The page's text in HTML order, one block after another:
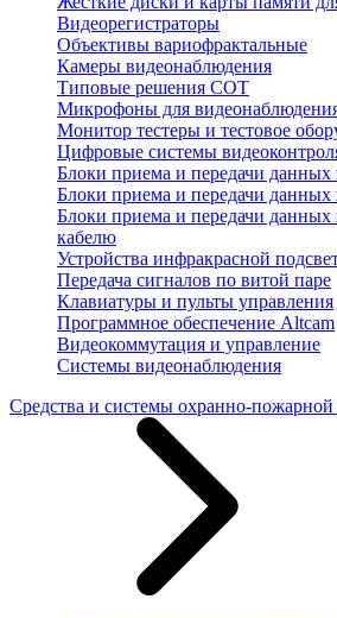
Видеорегистраторы
Объективы вариофрактальные
Камеры видеонаблюдения
Типовые решения СОТ
Микрофоны для
Монитор тестеры и тестовое
Цифровые системы
Блоки приема и передачи данных
Блоки приема и передачи данных
Блоки приема и передачи данных
кабелю
Устройства инфракрасной
Передача сигналов по витой паре
Клавиатуры и пульты управления
Программное обеспечение Altcam
Видеокоммутация и управление
Системы видеонаблюдения
Средства и системы охранно-пожарной